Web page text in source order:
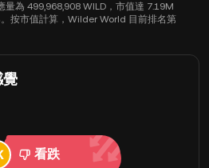
為 499,968,908 WILD，市值達 7.19M
按市值計算，Wilder World 目前排名第
覺
看跌